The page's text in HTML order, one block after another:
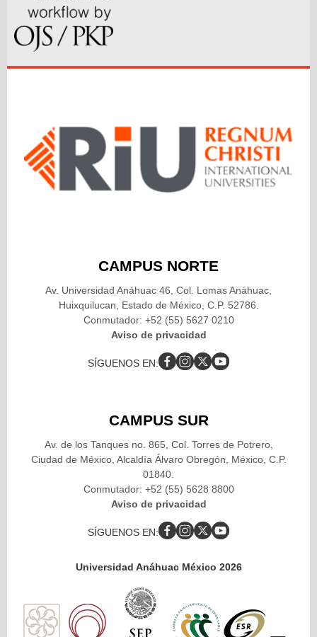
CAMPUS NORTE
Av. Universidad Anáhuac 46, Col. Lomas Anáhuac,
Huixquilucan, Estado de México, C.P. 52786.
Conmutador: +52 (55) 5627 0210
Aviso de privacidad
SÍGUENOS EN:
CAMPUS SUR
Av. de los Tanques no. 865, Col. Torres de Potrero,
Ciudad de México, Alcaldía Álvaro Obregón, México, C.P.
01840.
Conmutador: +52 (55) 5628 8800
Aviso de privacidad
SÍGUENOS EN:
Universidad Anáhuac México 2026